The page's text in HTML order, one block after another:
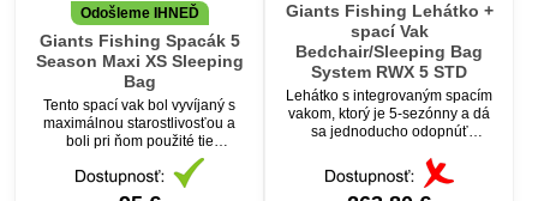
Odošleme IHNEĎ
Giants Fishing Spacák 5
Season Maxi XS Sleeping
Bag
Tento spací vak bol vyvíjaný s
maximálnou starostlivosťou a
boli pri ňom použité tie
najkvalitnejšie a najmodernejšie
materiály.
Giants Fishing Lehátko +
spací Vak
Bedchair/Sleeping Bag
System RWX 5 STD
Lehátko s integrovaným spacím
vakom, ktorý je 5-sezónny a dá
sa jednoducho odopnúť